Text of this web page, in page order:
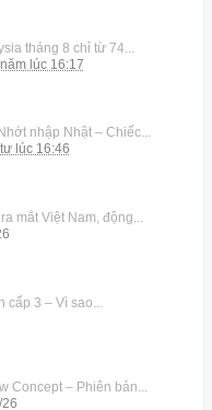
tháng 8 chỉ từ 74...
lúc 16:17
nhập Nhật – Chiếc...
lúc 16:46
mắt Việt Nam, động...
3 – Vì sao...
Concept – Phiên bản...